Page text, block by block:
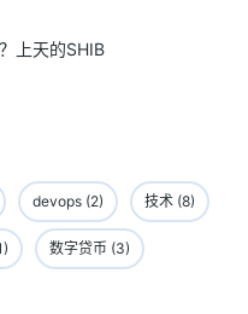
上天的SHIB
devops (2) 技术 (8)
数字贷币 (3)